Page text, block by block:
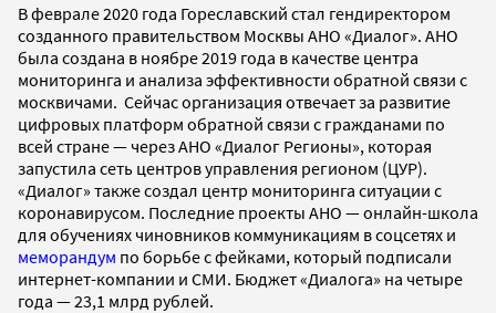
В феврале 2020 года Гореславский стал гендиректором
созданного правительством Москвы АНО «Диалог». АНО
была создана в ноябре 2019 года в качестве центра
мониторинга и анализа эффективности обратной связи с
москвичами. Сейчас организация отвечает за развитие
цифровых платформ обратной связи с гражданами по
всей стране — через АНО «Диалог Регионы», которая
запустила сеть центров управления регионом (ЦУР).
«Диалог» также создал центр мониторинга ситуации с
коронавирусом. Последние проекты АНО — онлайн-школа
для обучениях чиновников коммуникациям в соцсетях и
меморандум по борьбе с фейками, который подписали
интернет-компании и СМИ. Бюджет «Диалога» на четыре
года — 23,1 млрд рублей.